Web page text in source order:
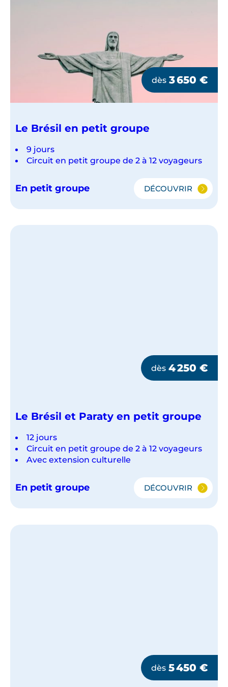
dès 3 650 €
Le Brésil en petit groupe
9 jours
Circuit en petit groupe de 2 à 12 voyageurs
En petit groupe DÉCOUVRIR
LE
PETIT
dès 4 250 €
Le Brésil et Paraty en petit groupe
12 jours
Circuit en petit groupe de 2 à 12 voyageurs
Avec extension culturelle
En petit groupe DÉCOUVRIR
LE
PARATY
dès 5 450 €